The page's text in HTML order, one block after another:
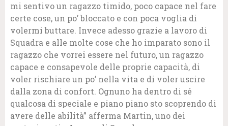
mi sentivo un ragazzo timido, poco capace nel fare
certe cose, un po’ bloccato e con poca voglia di
volermi buttare. Invece adesso grazie a lavoro di
Squadra e alle molte cose che ho imparato sono il
ragazzo che vorrei essere nel futuro, un ragazzo
capace e consapevole delle proprie capacità, di
voler rischiare un po’ nella vita e di voler uscire
dalla zona di confort. Ognuno ha dentro di sé
qualcosa di speciale e piano piano sto scoprendo di
avere delle abilità” afferma Martin, uno dei